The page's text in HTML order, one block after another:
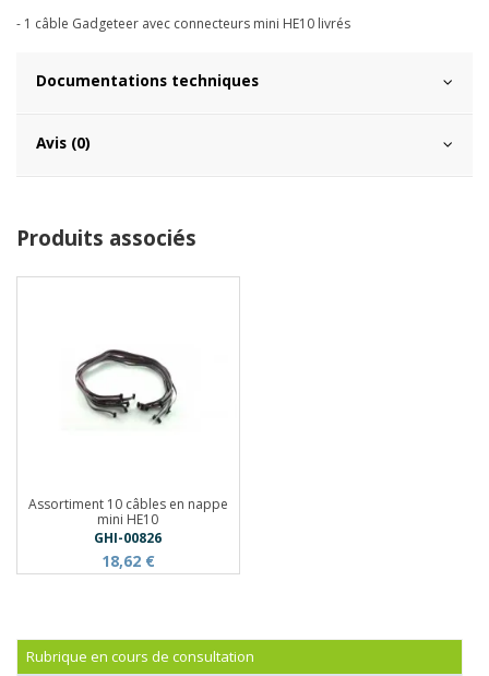
- 1 câble Gadgeteer avec connecteurs mini HE10 livrés
Documentations techniques
Avis (0)
Produits associés
Assortiment 10 câbles en nappe
mini HE10
GHI-00826
18,62 €
Rubrique en cours de consultation